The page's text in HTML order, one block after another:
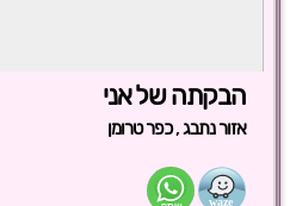
הבקתה של אני
אזור נתבג,כפר טרומן